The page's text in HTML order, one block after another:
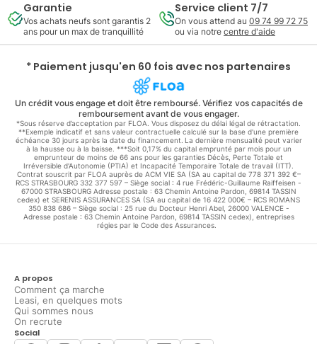
Garantie
Vos achats neufs sont garantis 2
ans pour un max de tranquillité
Service client 7/7
On vous attend au 09 74 99 72 75
ou via notre centre d'aide
* Paiement jusqu'en 60 fois avec nos partenaires
Un crédit vous engage et doit être remboursé. Vérifiez vos capacités de
remboursement avant de vous engager.
*Sous réserve d’acceptation par FLOA. Vous disposez du délai légal de rétractation.
**Exemple indicatif et sans valeur contractuelle calculé sur la base d'une première
échéance 30 jours après la date du financement. La dernière mensualité peut varier
à la hausse ou à la baisse. ***Soit 0,17% du capital emprunté par mois pour un
emprunteur de moins de 66 ans pour les garanties Décès, Perte Totale et
Irréversible d'Autonomie (PTIA) et Incapacité Temporaire Totale de travail (ITT).
Contrat souscrit par FLOA auprès de ACM VIE SA (SA au capital de 778 371 392 €–
RCS STRASBOURG 332 377 597 – Siège social : 4 rue Frédéric-Guillaume Raiffeisen -
67000 STRASBOURG Adresse postale : 63 Chemin Antoine Pardon, 69814 TASSIN
cedex) et SERENIS ASSURANCES SA (SA au capital de 16 422 000€ – RCS ROMANS
350 838 686 – Siège social : 25 rue du Docteur Henri Abel, 26000 VALENCE -
Adresse postale : 63 Chemin Antoine Pardon, 69814 TASSIN cedex), entreprises
régies par le Code des Assurances.
A propos
Comment ça marche
Leasi, en quelques mots
Qui sommes nous
On recrute
Social